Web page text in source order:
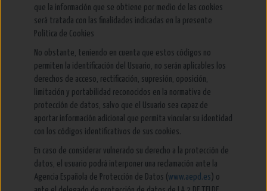
que la información que se obtiene por medio de las cookies
será tratada con las finalidades indicadas en la presente
Política de Cookies
No obstante, teniendo en cuenta que estos códigos no
permiten la identificación del Usuario, no serán aplicables los
derechos de acceso, rectificación, supresión, oposición,
limitación y portabilidad reconocidos en la normativa de
protección de datos, salvo que el Usuario sea capaz de
aportar información adicional que permita vincular su identidad
con los códigos identificativos de sus cookies.
En caso de considerar vulnerado su derecho a la protección de
datos, el usuario podrá interponer una reclamación ante la
Agencia Española de Protección de Datos (www.aepd.es ) o